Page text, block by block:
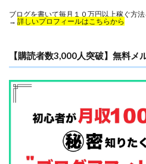
ブログを書いて毎月１０万円以上稼ぐ方法
→ 詳しいプロフィールはこちらから
【購読者数3,000人突破】無料メ